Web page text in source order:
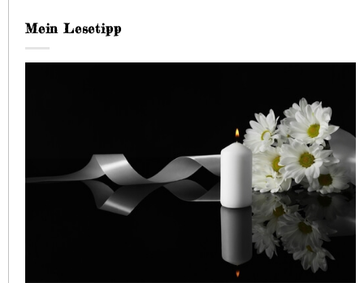
Mein Lesetipp